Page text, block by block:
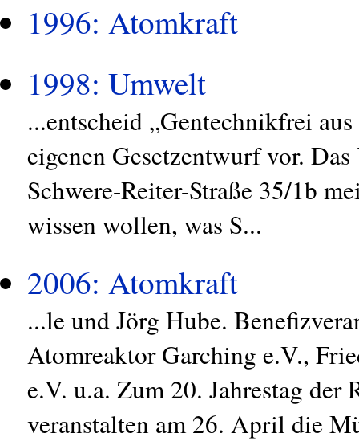
1996: Atomkraft
1998: Umwelt
...entscheid „Gentechnikfrei
eigenen Gesetzentwurf vor.
Schwere-Reiter-Straße 35/1b
wissen wollen, was S...
2006: Atomkraft
...le und Jörg Hube.
Atomreaktor Garching e.V.,
e.V. u.a. Zum 20. Jahrestag
veranstalten am 26. April die